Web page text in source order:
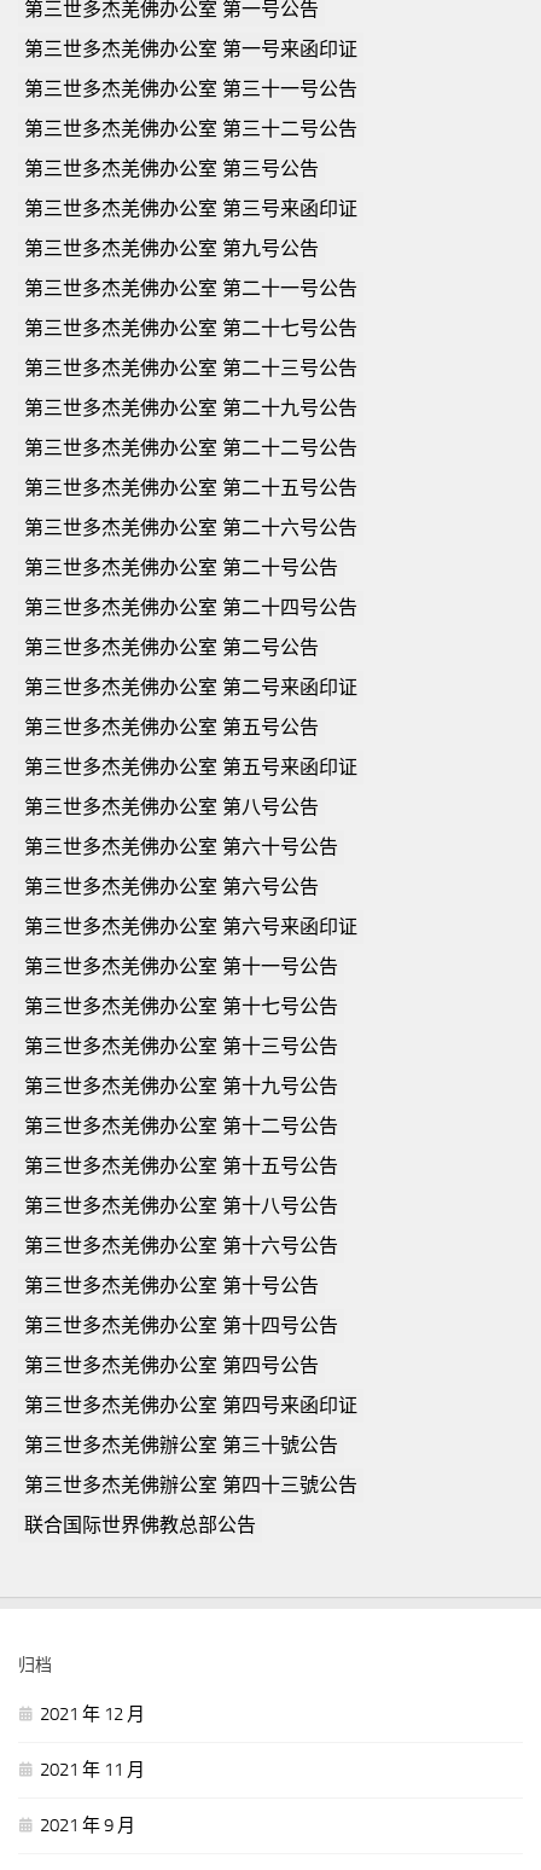
第三世多杰羌佛办公室 第一号公告
第三世多杰羌佛办公室 第一号来函印证
第三世多杰羌佛办公室 第三十一号公告
第三世多杰羌佛办公室 第三十二号公告
第三世多杰羌佛办公室 第三号公告
第三世多杰羌佛办公室 第三号来函印证
第三世多杰羌佛办公室 第九号公告
第三世多杰羌佛办公室 第二十一号公告
第三世多杰羌佛办公室 第二十七号公告
第三世多杰羌佛办公室 第二十三号公告
第三世多杰羌佛办公室 第二十九号公告
第三世多杰羌佛办公室 第二十二号公告
第三世多杰羌佛办公室 第二十五号公告
第三世多杰羌佛办公室 第二十六号公告
第三世多杰羌佛办公室 第二十号公告
第三世多杰羌佛办公室 第二十四号公告
第三世多杰羌佛办公室 第二号公告
第三世多杰羌佛办公室 第二号来函印证
第三世多杰羌佛办公室 第五号公告
第三世多杰羌佛办公室 第五号来函印证
第三世多杰羌佛办公室 第八号公告
第三世多杰羌佛办公室 第六十号公告
第三世多杰羌佛办公室 第六号公告
第三世多杰羌佛办公室 第六号来函印证
第三世多杰羌佛办公室 第十一号公告
第三世多杰羌佛办公室 第十七号公告
第三世多杰羌佛办公室 第十三号公告
第三世多杰羌佛办公室 第十九号公告
第三世多杰羌佛办公室 第十二号公告
第三世多杰羌佛办公室 第十五号公告
第三世多杰羌佛办公室 第十八号公告
第三世多杰羌佛办公室 第十六号公告
第三世多杰羌佛办公室 第十号公告
第三世多杰羌佛办公室 第十四号公告
第三世多杰羌佛办公室 第四号公告
第三世多杰羌佛办公室 第四号来函印证
第三世多杰羌佛辦公室 第三十號公告
第三世多杰羌佛辦公室 第四十三號公告
联合国际世界佛教总部公告
归档
2021 年 12 月
2021 年 11 月
2021 年 9 月